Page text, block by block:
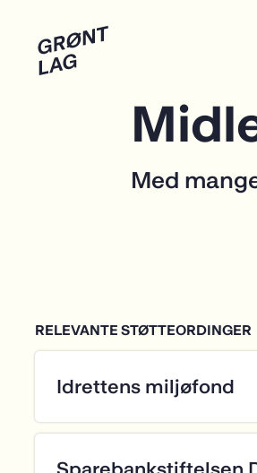
RELEVANTE STØTTEORDINGER